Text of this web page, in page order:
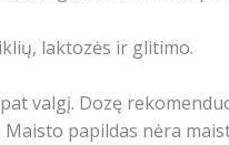
laktozės ir glitimo.
valgį. Dozę
papildas nėra